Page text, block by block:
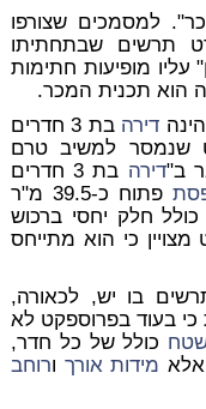
למסמכים שצורפו
תרשים שבתחתיתו
5.80 + אגף ימין" עליו מופיעות חתימות
הוא תכנית המכר.
דירה
בת 3 חדרים
שנמסר למשיב טרם
ב"דירה
בת 3 חדרים
פתוח כ-39.5 מ"ר
ברוטו לא כולל חלק יחסי ברכוש
כי הוא מתייחס
בו יש, לכאורה,
בעוד בפרוספקט לא
כולל של כל חדר,
אלא מידות אורך ורוחב